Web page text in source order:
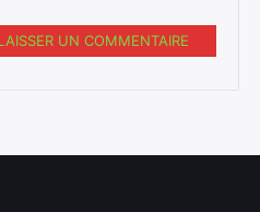
UN COMMENTAIRE